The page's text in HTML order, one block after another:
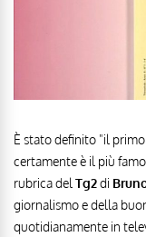
È stato definito "il primo
certamente è il più
rubrica delTg2di
giornalismo e della
quotidianamente in